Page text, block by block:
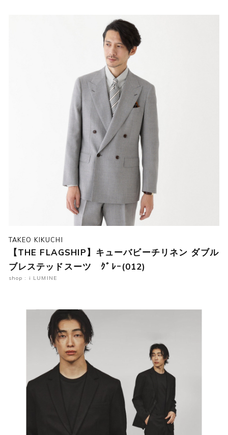
TAKEO KIKUCHI
【THE FLAGSHIP】キューバビーチリネン ダブル
ブレステッドスーツ ｸﾞﾚｰ(012)
shop : i LUMINE